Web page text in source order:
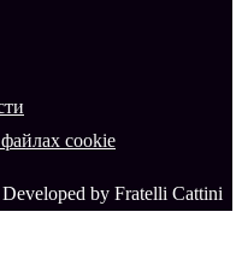
cookie
by Fratelli Cattini